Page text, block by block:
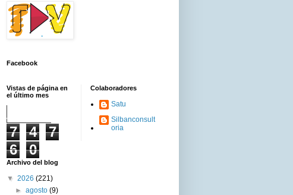
Facebook
Vistas de página en
el último mes
7 4
7
6
0
Colaboradores
Satu
Silbanconsult
oria
Archivo del blog
▼ 2026 (221)
►agosto(9)